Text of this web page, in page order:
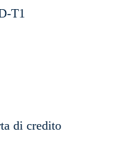
T1
di credito